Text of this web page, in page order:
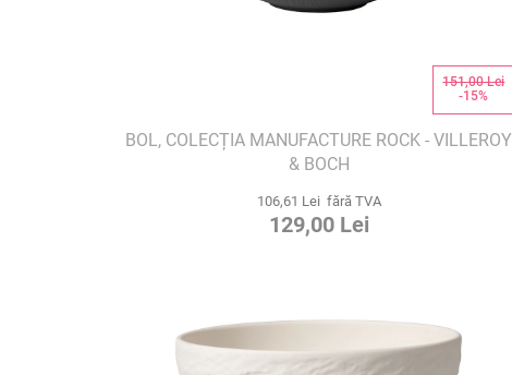
151,00 Lei
-15%
BOL, COLECȚIA MANUFACTURE ROCK - VILLEROY
& BOCH
106,61 Lei fără TVA
129,00 Lei